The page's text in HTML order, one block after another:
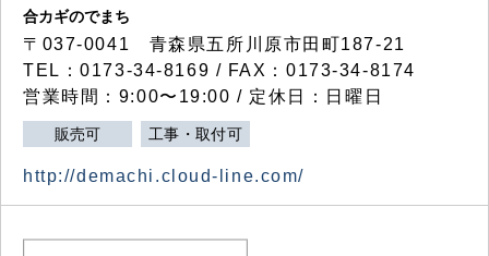
合カギのでまち
〒037-0041 青森県五所川原市田町187-21
TEL：0173-34-8169 / FAX：0173-34-8174
営業時間：9:00〜19:00 / 定休日：日曜日
販売可 工事・取付可
http://demachi.cloud-line.com/